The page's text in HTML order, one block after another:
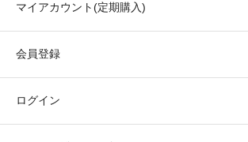
マイアカウント(定期購入)
会員登録
ログイン